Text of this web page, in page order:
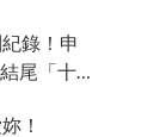
錄！申
尾「十
！